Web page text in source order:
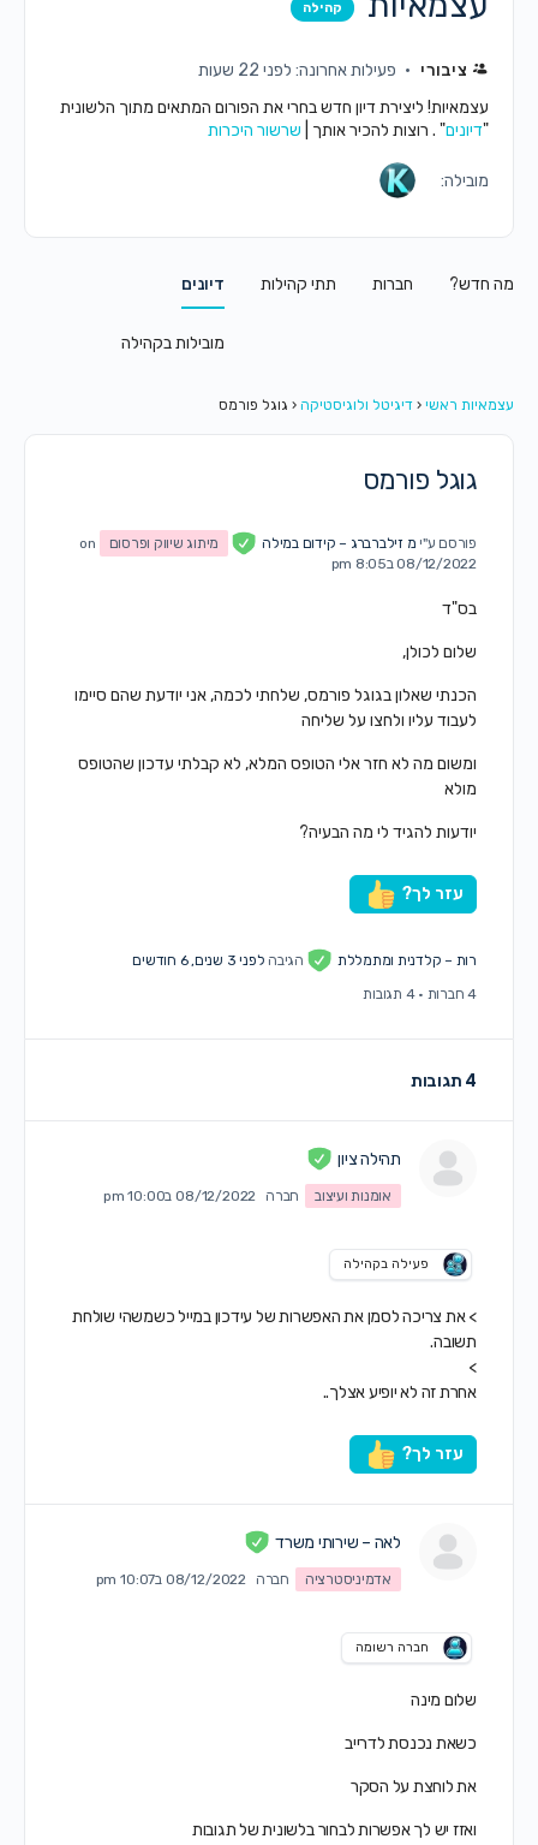
קהילה
ציבורי
פעילות אחרונה: לפני 22 שעות
עצמאיות! ליצירת דיון חדש בחרי את הפורום המתאים מתוך הלשונית
דיונים" . רוצות להכיר אותך | שרשור היכרות
מובילה:
מה חדש? חברות תתי קהילות דיונים
מובילות בקהילה
עצמאיות ראשי ‹ דיגיטל ולוגיסטיקה ‹ גוגל פורמס
גוגל פורמס
פורסם ע"ימ זילברברג – קידום במילה מיתוג שיווק ופרסום
on
08/12/2022 ב8:05 pm
בס"ד
שלום לכולן,
הכנתי שאלון בגוגל פורמס, שלחתי לכמה, אני יודעת שהם סיימו
לעבוד עליו ולחצו על שליחה
ומשום מה לא חזר אלי הטופס המלא, לא קבלתי עדכון שהטופס
מולא
יודעות להגיד לי מה הבעיה?
עזר לך?
רות – קלדנית ומתמללת הגיבהלפני 3 שנים, 6 חודשים
4 חברות
· 4 תגובות
4 תגובות
תהילה ציון
אומנות ועיצוב חברה 08/12/2022 ב10:00 pm
פעילה בקהילה
> את צריכה לסמן את האפשרות של עידכון במייל כשמשהי שולחת
תשובה.
>
אחרת זה לא יופיע אצלך..
עזר לך?
לאה – שירותי משרד
אדמיניסטרציה חברה 08/12/2022 ב10:07 pm
חברה רשומה
שלום מינה
כשאת נכנסת לדרייב
את לוחצת על הסקר
ואזז יש לך אפשרות לבחור בלשונית של תגובות